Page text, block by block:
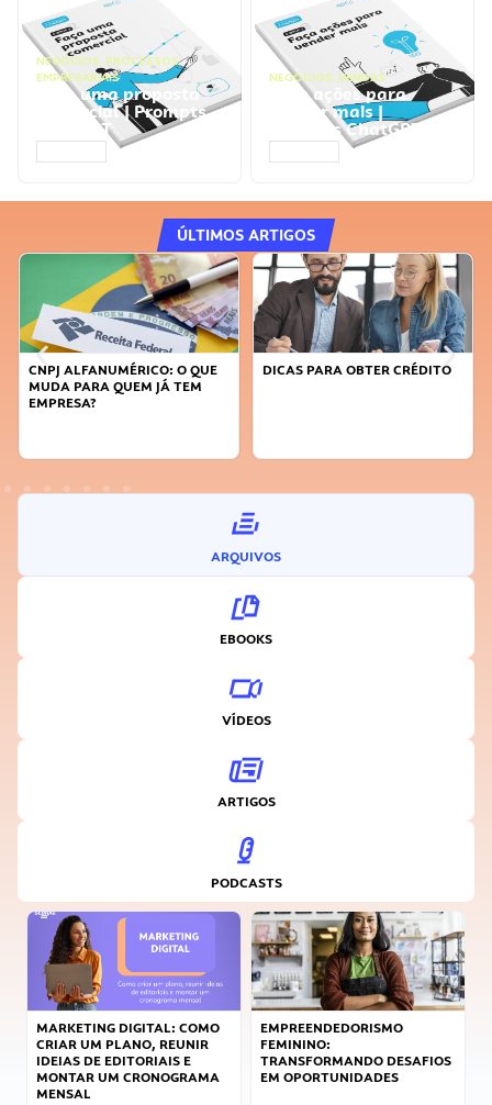
NEGÓCIOS, PROCESSOS
EMPRESARIAIS
Faça uma proposta
comercial | Prompts
ChatGPT
NEGÓCIOS, VENDAS
Faça ações para
vender mais |
Prompts ChatGPT
ÚLTIMOS ARTIGOS
CNPJ ALFANUMÉRICO: O QUE
MUDA PARA QUEM JÁ TEM
EMPRESA?
DICAS PARA OBTER CRÉDITO
ARQUIVOS
EBOOKS
VÍDEOS
ARTIGOS
PODCASTS
MARKETING DIGITAL: COMO
CRIAR UM PLANO, REUNIR
IDEIAS DE EDITORIAIS E
MONTAR UM CRONOGRAMA
MENSAL
EMPREENDEDORISMO
FEMININO:
TRANSFORMANDO DESAFIOS
EM OPORTUNIDADES